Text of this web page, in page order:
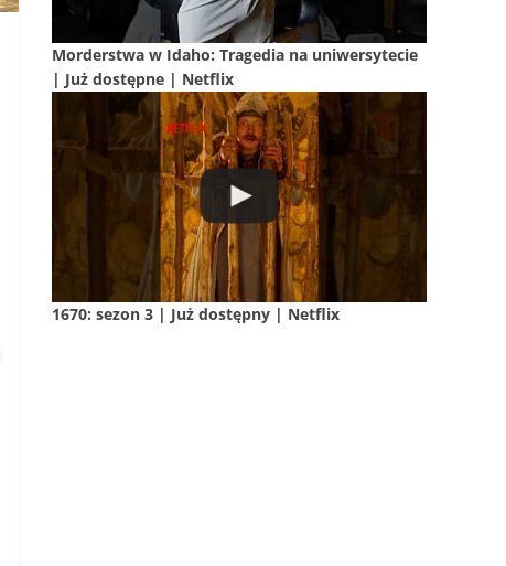
Morderstwa w Idaho: Tragedia na uniwersytecie
| Już dostępne | Netflix
1670: sezon 3 | Już dostępny | Netflix